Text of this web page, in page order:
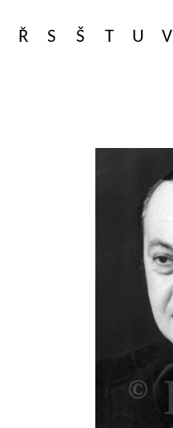
Ř S Š T U V